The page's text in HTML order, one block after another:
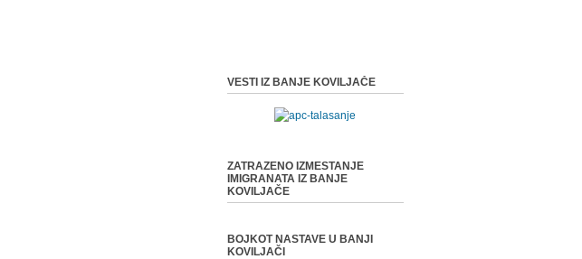
VESTI IZ BANJE KOVILJAČE
ZATRAZENO IZMESTANJE
IMIGRANATA IZ BANJE
KOVILJAČE
BOJKOT NASTAVE U BANJI
KOVILJAČI